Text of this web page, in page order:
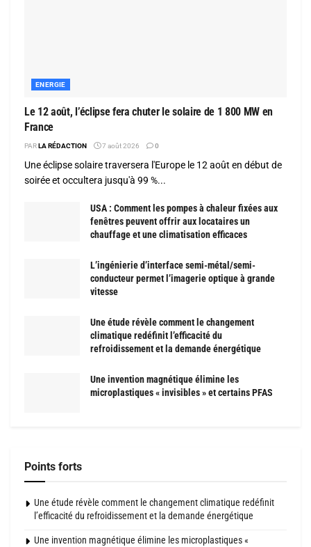
ENERGIE
Le 12 août, l’éclipse fera chuter le solaire de 1 800 MW en
France
PARLA RÉDACTION 7 août 2026 0
Une éclipse solaire traversera l'Europe le 12 août en début de
soirée et occultera jusqu'à 99 %...
USA : Comment les pompes à chaleur fixées aux
fenêtres peuvent offrir aux locataires un
chauffage et une climatisation efficaces
L’ingénierie d’interface semi-métal/semi-
conducteur permet l’imagerie optique à grande
vitesse
Une étude révèle comment le changement
climatique redéfinit l’efficacité du
refroidissement et la demande énergétique
Une invention magnétique élimine les
microplastiques « invisibles » et certains PFAS
Points forts
Une étude révèle comment le changement climatique redéfinit
l’efficacité du refroidissement et la demande énergétique
Une invention magnétique élimine les microplastiques «